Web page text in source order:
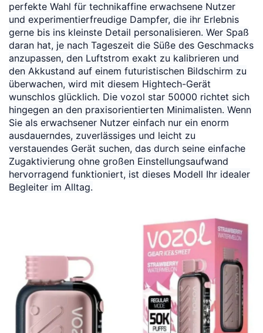
perfekte Wahl für technikaffine erwachsene Nutzer
und experimentierfreudige Dampfer, die ihr Erlebnis
gerne bis ins kleinste Detail personalisieren. Wer Spaß
daran hat, je nach Tageszeit die Süße des Geschmacks
anzupassen, den Luftstrom exakt zu kalibrieren und
den Akkustand auf einem futuristischen Bildschirm zu
überwachen, wird mit diesem Hightech-Gerät
wunschlos glücklich. Die vozol star 50000 richtet sich
hingegen an den praxisorientierten Minimalisten. Wenn
Sie als erwachsener Nutzer einfach nur ein enorm
ausdauerndes, zuverlässiges und leicht zu
verstauendes Gerät suchen, das durch seine einfache
Zugaktivierung ohne großen Einstellungsaufwand
hervorragend funktioniert, ist dieses Modell Ihr idealer
Begleiter im Alltag.